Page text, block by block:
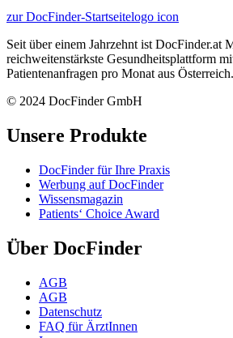
zur DocFinder-Startseitelogo icon
Seit über einem Jahrzehnt ist DocFinder.at
reichweitenstärkste Gesundheitsplattform
Patientenanfragen pro Monat aus Österreich.
© 2024 DocFinder GmbH
Unsere Produkte
DocFinder für Ihre Praxis
Werbung auf DocFinder
Wissensmagazin
Patients‘ Choice Award
Über DocFinder
AGB
AGB
Datenschutz
FAQ für ÄrztInnen